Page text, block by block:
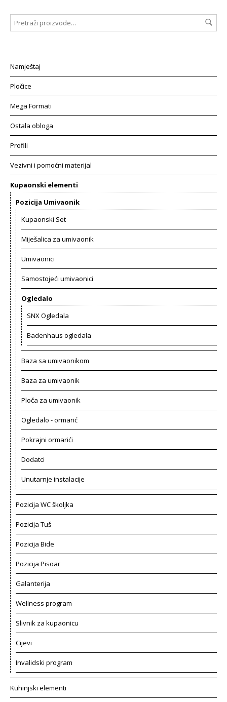
Namještaj
Pločice
Mega Formati
Ostala obloga
Profili
Vezivni i pomoćni materijal
Kupaonski elementi
Pozicija Umivaonik
Kupaonski Set
Miješalica za umivaonik
Umivaonici
Samostojeći umivaonici
Ogledalo
SNX Ogledala
Badenhaus ogledala
Baza sa umivaonikom
Baza za umivaonik
Ploča za umivaonik
Ogledalo - ormarić
Pokrajni ormarići
Dodatci
Unutarnje instalacije
Pozicija WC školjka
Pozicija Tuš
Pozicija Bide
Pozicija Pisoar
Galanterija
Wellness program
Slivnik za kupaonicu
Cijevi
Invalidski program
Kuhinjski elementi